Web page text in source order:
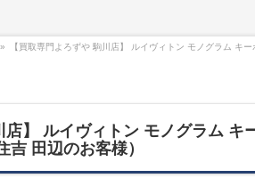
» 【買取専門よろずや 駒川店】 ルイヴィトン モノグラム キ
店】 ルイヴィトン モノグラム キ
吉 田辺のお客様）